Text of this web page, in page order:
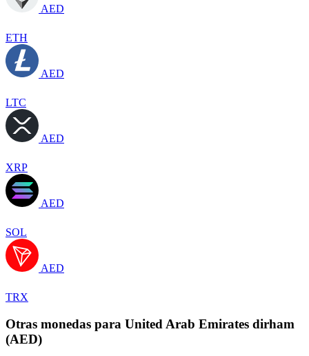
AED
ETH
AED
LTC
AED
XRP
AED
SOL
AED
TRX
Otras monedas para United Arab Emirates dirham
(AED)